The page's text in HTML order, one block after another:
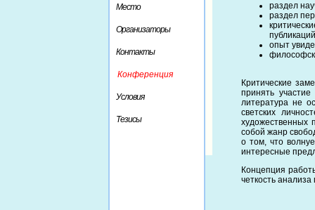
Место
Организаторы
Контакты
Конференция
Условия
Тезисы
раздел
раздел
опыт
Критические
принять
литература не
светских
художественных
собой жанр
о том, что
интересные
Концепция
четкость